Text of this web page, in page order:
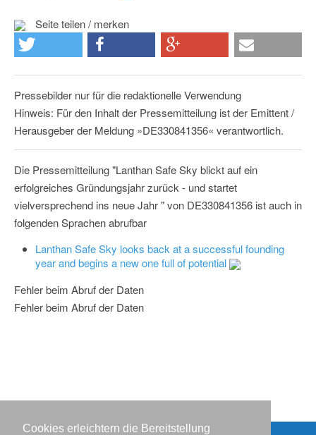
Cookies erleichtern die Bereitstellung
Seite teilen / merken
Pressebilder nur für die redaktionelle Verwendung
Hinweis: Für den Inhalt der Pressemitteilung ist der Emittent /
Herausgeber der Meldung »DE330841356« verantwortlich.
Die Pressemitteilung "Lanthan Safe Sky blickt auf ein
erfolgreiches Gründungsjahr zurück - und startet
vielversprechend ins neue Jahr " von DE330841356 ist auch in
folgenden Sprachen abrufbar
Lanthan Safe Sky looks back at a successful founding
year and begins a new one full of potential
Fehler beim Abruf der Daten
Fehler beim Abruf der Daten